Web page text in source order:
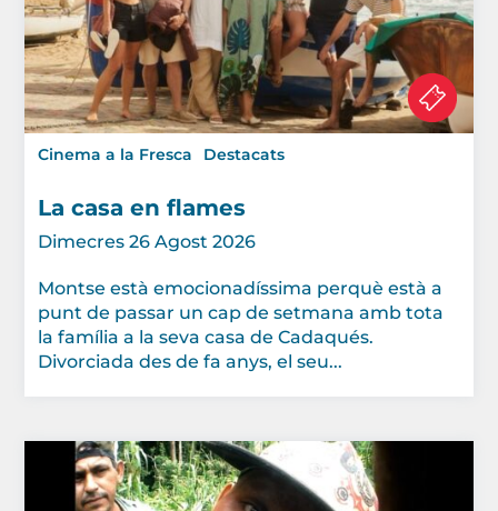
Cinema a la Fresca Destacats
La casa en flames
Dimecres 26 Agost 2026
Montse està emocionadíssima perquè està a
punt de passar un cap de setmana amb tota
la família a la seva casa de Cadaqués.
Divorciada des de fa anys, el seu...